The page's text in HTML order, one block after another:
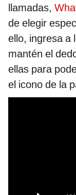
llamadas,
de elegir
ello, ingresa a
mantén el
ellas para
el icono de la